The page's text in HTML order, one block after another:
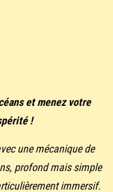
et menez votre
!
une mécanique de
profond mais simple
immersif.